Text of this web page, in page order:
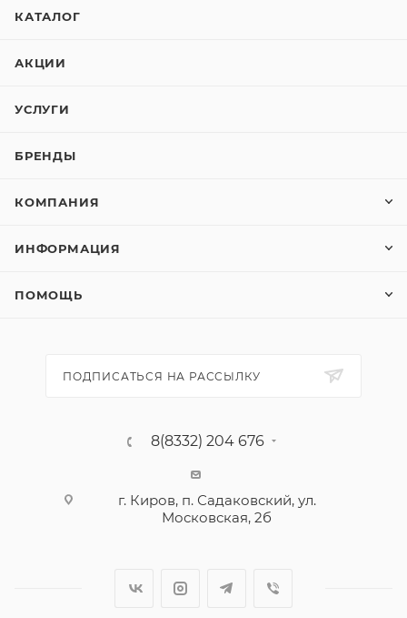
КАТАЛОГ
АКЦИИ
УСЛУГИ
БРЕНДЫ
КОМПАНИЯ
ИНФОРМАЦИЯ
ПОМОЩЬ
ПОДПИСАТЬСЯ НА РАССЫЛКУ
8(8332) 204 676
г. Киров, п. Садаковский, ул.
Московская, 2б